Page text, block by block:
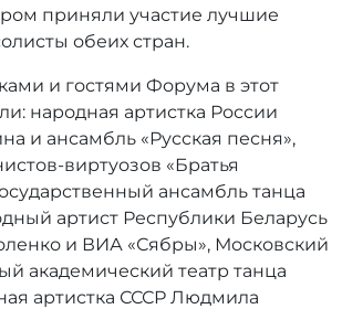
r
_
d
m
i
n
приняли участие лучшие
обеих стран.
и гостями Форума в этот
народная артистка России
и ансамбль «Русская песня»,
виртуозов «Братья
ансамбль танца
артист Республики Беларусь
и ВИА «Сябры», Московский
академический театр танца
артистка СССР Людмила